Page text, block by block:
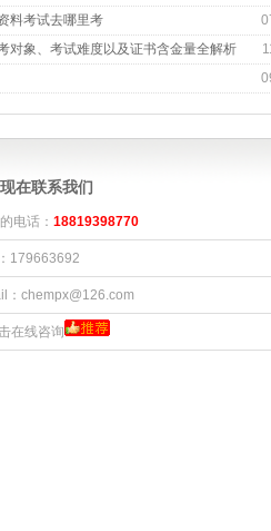
料考试去哪里考
对象、考试难度以及证书含金量全解析
在联系我们
电话： 18819398770
179663692
：chempx@126.com
在线咨询